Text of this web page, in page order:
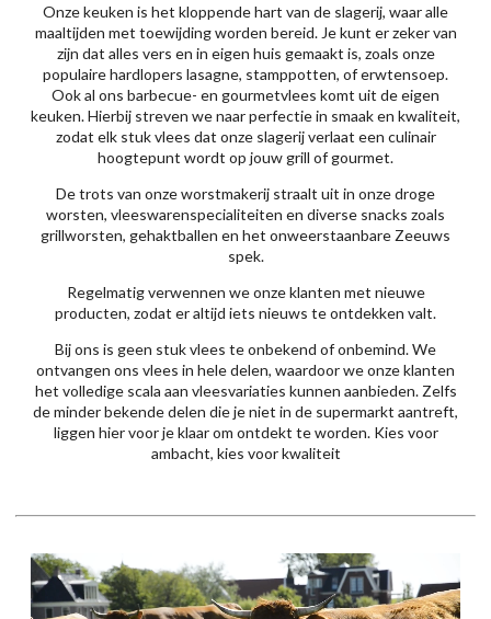
Onze keuken is het kloppende hart van de slagerij, waar alle
maaltijden met toewijding worden bereid. Je kunt er zeker van
zijn dat alles vers en in eigen huis gemaakt is, zoals onze
populaire hardlopers lasagne, stamppotten, of erwtensoep.
Ook al ons barbecue- en gourmetvlees komt uit de eigen
keuken. Hierbij streven we naar perfectie in smaak en kwaliteit,
zodat elk stuk vlees dat onze slagerij verlaat een culinair
hoogtepunt wordt op jouw grill of gourmet.
De trots van onze worstmakerij straalt uit in onze droge
worsten, vleeswarenspecialiteiten en diverse snacks zoals
grillworsten, gehaktballen en het onweerstaanbare Zeeuws
spek.
Regelmatig verwennen we onze klanten met nieuwe
producten, zodat er altijd iets nieuws te ontdekken valt.
Bij ons is geen stuk vlees te onbekend of onbemind. We
ontvangen ons vlees in hele delen, waardoor we onze klanten
het volledige scala aan vleesvariaties kunnen aanbieden. Zelfs
de minder bekende delen die je niet in de supermarkt aantreft,
liggen hier voor je klaar om ontdekt te worden. Kies voor
ambacht, kies voor kwaliteit